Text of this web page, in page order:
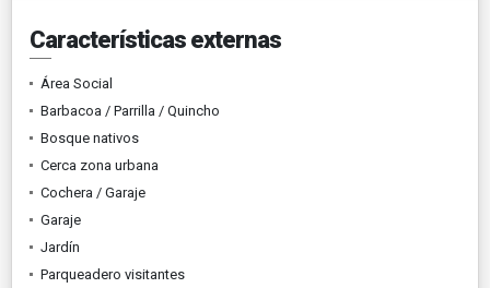
Características externas
Área Social
Barbacoa / Parrilla / Quincho
Bosque nativos
Cerca zona urbana
Cochera / Garaje
Garaje
Jardín
Parqueadero visitantes